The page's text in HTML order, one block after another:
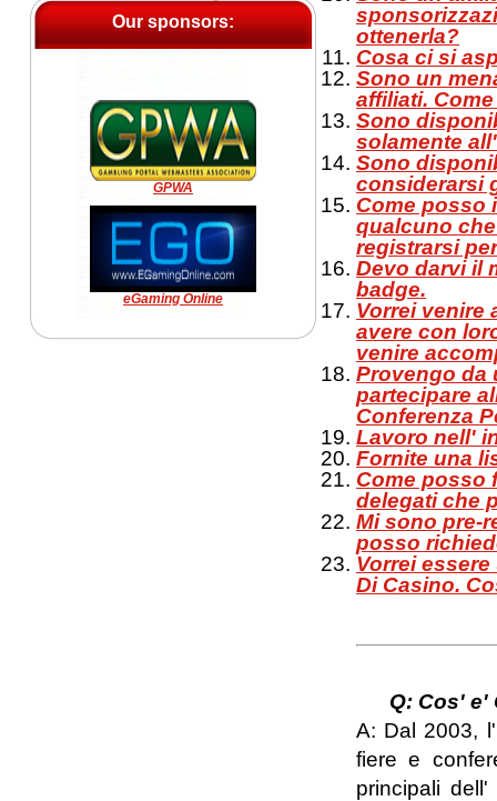
ottenerla?
Cosa ci si
Sono un
affiliati.
Sono
solamente
Sono
considerarsi
Come posso
qualcuno
registrarsi
Devo darvi il
badge.
Vorrei venire
avere con
venire
Provengo da
partecipare
Conferenza
Lavoro nell'
Fornite una
Come posso
delegati che
Mi sono pre-
posso
Vorrei
Di Casino.
Q: Cos' e'
A: Dal 2003,
fiere e
principali
Our sponsors:
GPWA
eGaming Online